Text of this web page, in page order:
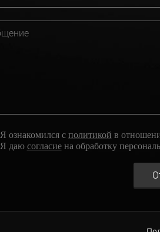
Я ознакомился с политикой в
Я даю согласиена обработку